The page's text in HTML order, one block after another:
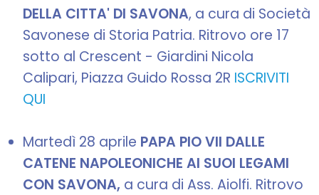
DELLA CITTA' DI SAVONA, a cura di Società
Savonese di Storia Patria. Ritrovo ore 17
sotto al Crescent - Giardini Nicola
Calipari, Piazza Guido Rossa 2R ISCRIVITI
QUI
Martedì 28 aprile PAPA PIO VII DALLE
CATENE NAPOLEONICHE AI SUOI LEGAMI
CON SAVONA, a cura di Ass. Aiolfi. Ritrovo